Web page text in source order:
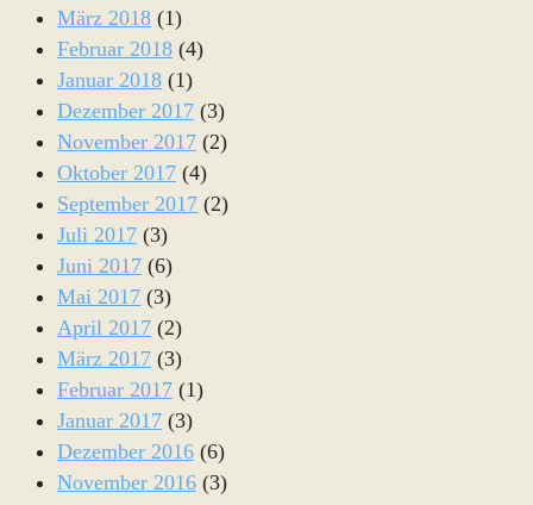
März 2018 (1)
Februar 2018 (4)
Januar 2018 (1)
Dezember 2017 (3)
November 2017 (2)
Oktober 2017 (4)
September 2017 (2)
Juli 2017 (3)
Juni 2017 (6)
Mai 2017 (3)
April 2017 (2)
März 2017 (3)
Februar 2017 (1)
Januar 2017 (3)
Dezember 2016 (6)
November 2016 (3)